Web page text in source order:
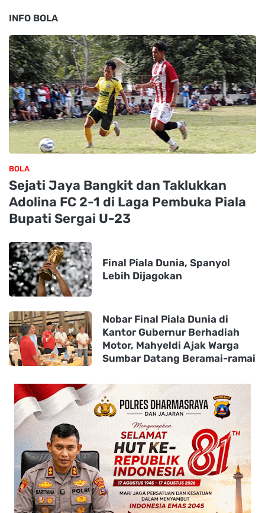
INFO BOLA
BOLA
Sejati Jaya Bangkit dan Taklukkan
Adolina FC 2-1 di Laga Pembuka Piala
Bupati Sergai U-23
Final Piala Dunia, Spanyol
Lebih Dijagokan
Nobar Final Piala Dunia di
Kantor Gubernur Berhadiah
Motor, Mahyeldi Ajak Warga
Sumbar Datang Beramai-ramai